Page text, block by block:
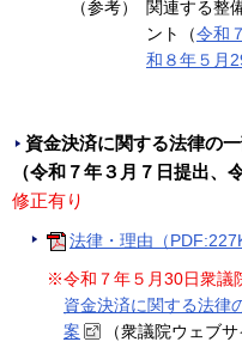
（参考）
関連する整
ント（令和
和８年５月
資金決済に関する法律の
（令和７年３月７日提出、
修正有り
法律・理由（
※令和７年５月30日衆議
資金決済に関する法律
案
（衆議院ウェブサ